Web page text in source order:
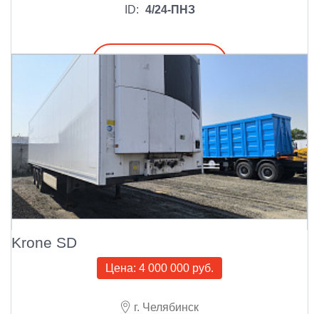
ID: 4/24-ПНЗ
Подробнее
Krone SD
Цена: 4 000 000 руб.
г. Челябинск